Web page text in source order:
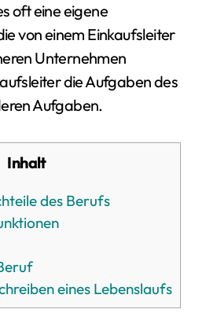
oft eine eigene
von einem Einkaufsleiter
Unternehmen
die Aufgaben des
Aufgaben.
Inhalt
des Berufs
eines Lebenslaufs